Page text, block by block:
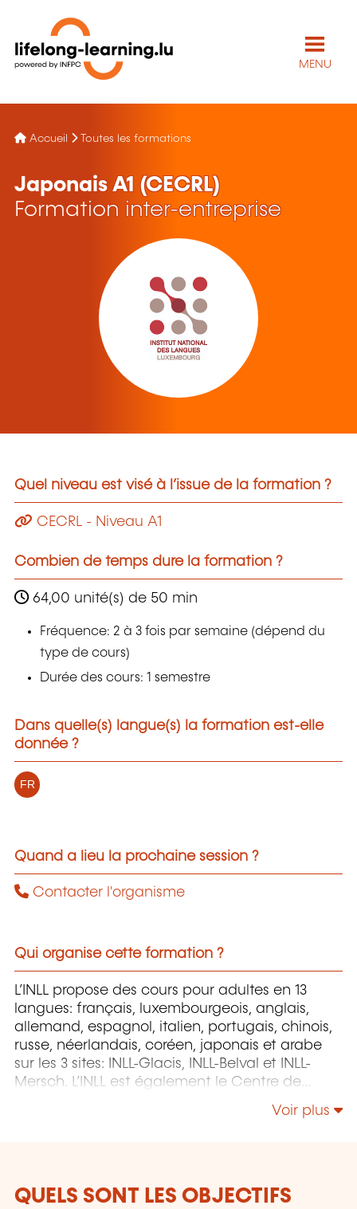
MENU
Accueil Toutes les formations
Japonais A1 (CECRL)
Formation inter-entreprise
Quel niveau est visé à l’issue de la formation ?
CECRL - Niveau A1
Combien de temps dure la formation ?
64,00 unité(s) de 50 min
Fréquence: 2 à 3 fois par semaine (dépend du
type de cours)
Durée des cours: 1 semestre
Dans quelle(s) langue(s) la formation est-elle
donnée ?
FR
Quand a lieu la prochaine session ?
Contacter l'organisme
Qui organise cette formation ?
L’INLL propose des cours pour adultes en 13
langues: français, luxembourgeois, anglais,
allemand, espagnol, italien, portugais, chinois,
russe, néerlandais, coréen, japonais et arabe
sur les 3 sites: INLL-Glacis, INLL-Belval et INLL-
Mersch. L’INLL est également le Centre de
certification officiel des tests et examens
Voir plus
QUELS SONT LES OBJECTIFS